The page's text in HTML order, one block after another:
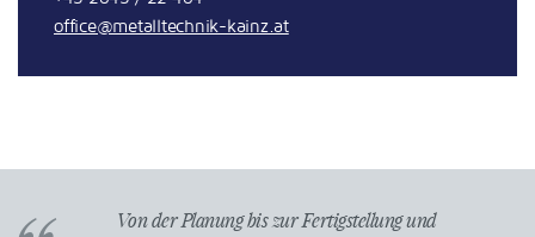
office@metalltechnik-kainz.at
Hohe
Von der Planung bis zur Fertigstellung und